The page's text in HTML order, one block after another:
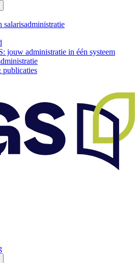
salarisadministratie
jouw administratie in één systeem